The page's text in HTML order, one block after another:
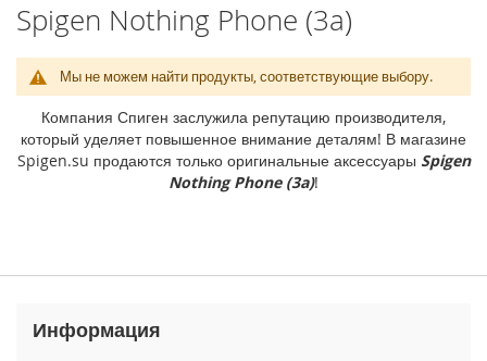
i
P
h
e
1
M
Spigen Nothing Phone (3a)
Мы не можем найти продукты, соответствующие выбору.
Компания Спиген заслужила репутацию производителя,
который уделяет повышенное внимание деталям! В магазине
Spigen.su продаются только оригинальные аксессуары Spigen
Nothing Phone (3a)!
Информация